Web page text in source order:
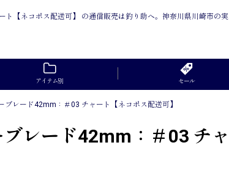
【ネコポス配送可】 の通信販売は釣り助へ。神奈川県川崎市の実
アイテム別 セール
ブレード42mm：＃03 チャート【ネコポス配送可】
レード42mm：＃03 チ